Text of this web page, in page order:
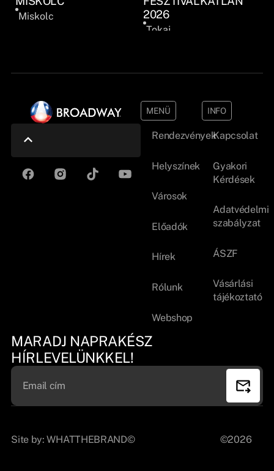
Miskolc
2026
Tokaj
MENÜ
Rendezvények
Helyszínek
Városok
Előadók
Hírek
Rólunk
Webshop
INFO
Kapcsolat
Gyakori
Kérdések
Adatvédelmi
szabályzat
ÁSZF
Vásárlási
tájékoztató
MARADJ NAPRAKÉSZ
HÍRLEVELÜNKKEL!
Site by:WHATTHEBRAND© ©2026